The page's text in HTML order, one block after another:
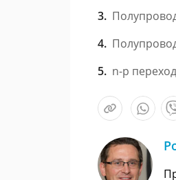
n-p переход